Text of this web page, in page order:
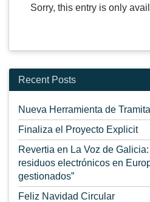
Sorry, this entry is only
Recent Posts
Nueva Herramienta de
Finaliza el Proyecto Explicit
Revertia en La Voz de
residuos electrónicos en
gestionados”
Feliz Navidad Circular